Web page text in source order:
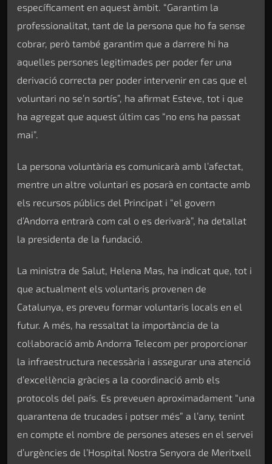
específicament en aquest àmbit. “Garantim la
professionalitat, tant de la persona que ho fa sense
cobrar, però també garantim que a darrere hi ha
aquelles persones legitimades per poder fer una
derivació correcta per poder intervenir en cas que el
voluntari no se’n sortís”, ha afirmat Esteve, tot i que
ha agregat que aquest últim cas “no ens ha passat
mai”.
La persona voluntària es comunicarà amb l’afectat,
mentre un altre voluntari es posarà en contacte amb
els recursos públics del Principat i “el govern
d’Andorra entrarà com cal o es derivarà”, ha detallat
la presidenta de la fundació.
La ministra de Salut, Helena Mas, ha indicat que, tot i
que actualment els voluntaris provenen de
Catalunya, es preveu formar voluntaris locals en el
futur. A més, ha ressaltat la importància de la
col·laboració amb Andorra Telecom per proporcionar
la infraestructura necessària i assegurar una atenció
d’excel·lència gràcies a la coordinació amb els
protocols del país. Es preveuen aproximadament “una
quarantena de trucades i potser més” a l’any, tenint
en compte el nombre de persones ateses en el servei
d’urgències de l’Hospital Nostra Senyora de Meritxell